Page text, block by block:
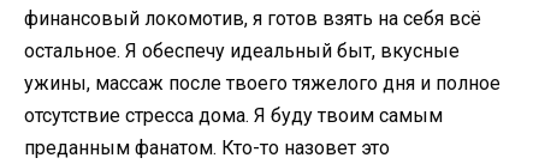
финансовый локомотив, я готов взять на себя всё
остальное. Я обеспечу идеальный быт, вкусные
ужины, массаж после твоего тяжелого дня и полное
отсутствие стресса дома. Я буду твоим самым
преданным фанатом. Кто-то назовет это